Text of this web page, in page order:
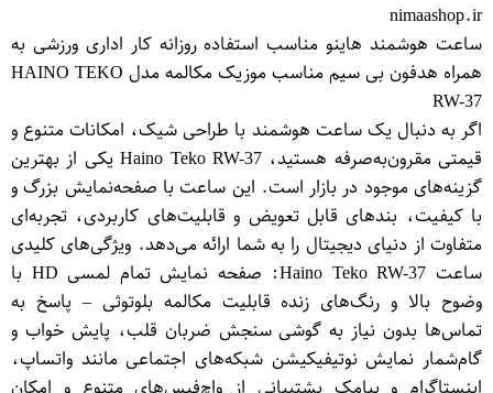
nimaashop.ir
ساعت هوشمند هاینو مناسب استفاده روزانه کار اداری ورزشی به
همراه هدفون بی سیم مناسب موزیک مکالمه مدل HAINO TEKO
RW-37
اگر به دنبال یک ساعت هوشمند با طراحی شیک، امکانات متنوع و
قیمتی مقرون‌به‌صرفه هستید، Haino Teko RW-37 یکی از بهترین
گزینه‌های موجود در بازار است. این ساعت با صفحه‌نمایش بزرگ و
با کیفیت، بندهای قابل تعویض و قابلیت‌های کاربردی، تجربه‌ای
متفاوت از دنیای دیجیتال را به شما ارائه می‌دهد. ویژگی‌های کلیدی
ساعت Haino Teko RW-37: صفحه نمایش تمام لمسی HD با
وضوح بالا و رنگ‌های زنده قابلیت مکالمه بلوتوثی – پاسخ به
تماس‌ها بدون نیاز به گوشی سنجش ضربان قلب، پایش خواب و
گام‌شمار نمایش نوتیفیکیشن شبکه‌های اجتماعی مانند واتساپ،